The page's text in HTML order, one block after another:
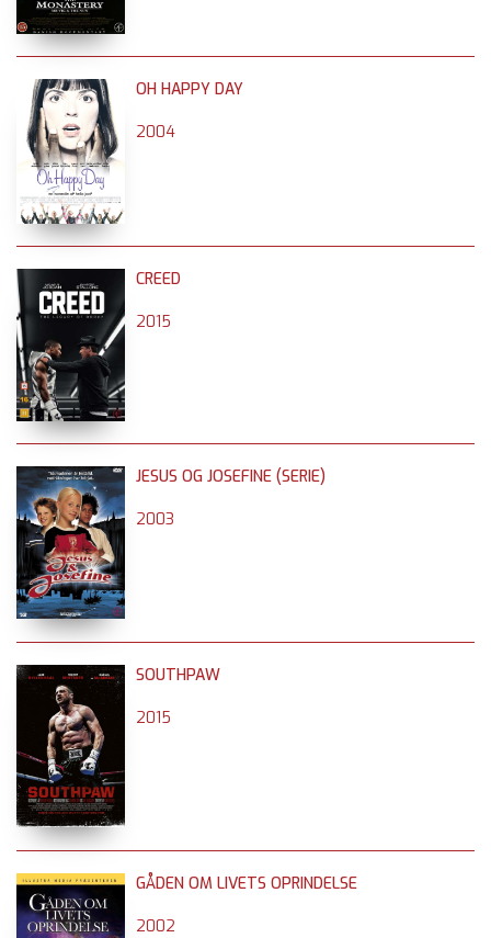
OH HAPPY DAY
2004
CREED
2015
JESUS OG JOSEFINE (SERIE)
2003
SOUTHPAW
2015
GÅDEN OM LIVETS OPRINDELSE
2002